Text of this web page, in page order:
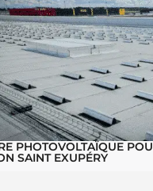
PHOTOVOLTAÏQUE
SAINT EXUPÉRY